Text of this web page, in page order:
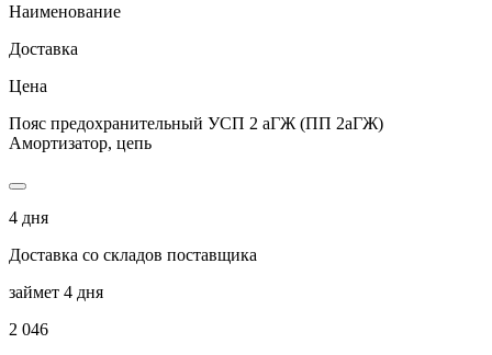
Наименование
Доставка
Цена
Пояс предохранительный УСП 2 аГЖ (ПП 2аГЖ)
Амортизатор, цепь
4 дня
Доставка со складов поставщика
займет 4 дня
2 046